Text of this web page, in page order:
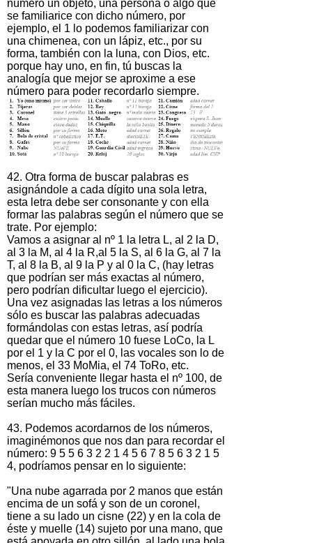
número un objeto, una persona o algo que
se familiarice con dicho número, por
ejemplo, el 1 lo podemos familiarizar con
una chimenea, con un lápiz, etc., por su
forma, también con la luna, con Dios, etc.
porque hay uno, en fin, tú buscas la
analogía que mejor se aproxime a ese
número para poder recordarlo siempre.
42. Otra forma de buscar palabras es
asignándole a cada dígito una sola letra,
esta letra debe ser consonante y con ella
formar las palabras según el número que se
trate. Por ejemplo:
Vamos a asignar al nº 1 la letra L, al 2 la D,
al 3 la M, al 4 la R,al 5 la S, al 6 la G, al 7 la
T, al 8 la B, al 9 la P y al 0 la C, (hay letras
que podrían ser más exactas al número,
pero podrían dificultar luego el ejercicio).
Una vez asignadas las letras a los números
sólo es buscar las palabras adecuadas
formándolas con estas letras, así podría
quedar que el número 10 fuese LoCo, la L
por el 1 y la C por el 0, las vocales son lo de
menos, el 33 MoMia, el 74 ToRo, etc.
Sería conveniente llegar hasta el nº 100, de
esta manera luego los trucos con números
serían mucho más fáciles.
43. Podemos acordarnos de los números,
imaginémonos que nos dan para recordar el
número: 9 5 5 6 3 2 2 1 4 5 6 7 8 5 6 3 2 1 5
4, podríamos pensar en lo siguiente:
"Una nube agarrada por 2 manos que están
encima de un sofá y son de un coronel,
tiene a su lado un cisne (22) y en la cola de
éste y muelle (14) sujeto por una mano, que